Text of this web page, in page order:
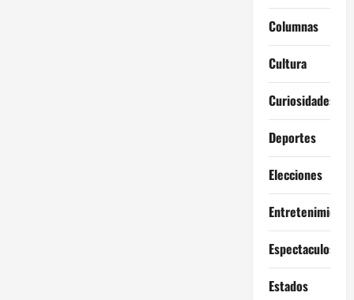
Columnas
Cultura
Curiosidades
Deportes
Elecciones
Entretenimiento
Espectaculos
Estados